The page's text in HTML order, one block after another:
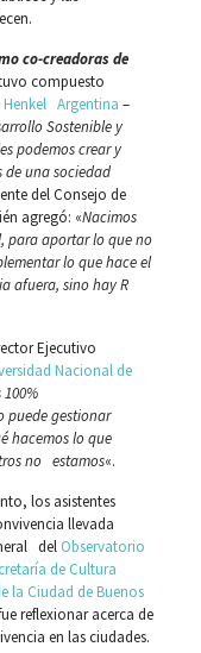
co-creadoras de
compuesto
Henkel Argentina –
Sostenible y
podemos crear y
una sociedad
del Consejo de
agregó: «Nacimos
para aportar lo que no
lo que hace el
afuera, sino hay R
Ejecutivo
Nacional de
100%
puede gestionar
hacemos lo que
no estamos«.
los asistentes
llevada
del Observatorio
de Cultura
la Ciudad de Buenos
reflexionar acerca de
en las ciudades.